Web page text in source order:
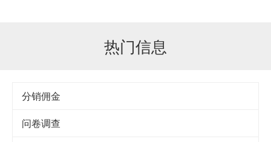
热门信息
分销佣金
问卷调查